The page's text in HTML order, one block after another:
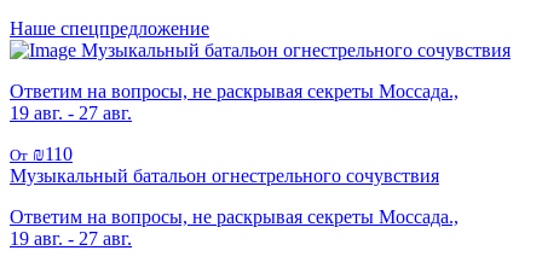
Наше спецпредложение
Музыкальный батальон огнестрельного сочувствия
Ответим на вопросы, не раскрывая секреты Моссада.,
19 авг. - 27 авг.
От ₪110
Музыкальный батальон огнестрельного сочувствия
Ответим на вопросы, не раскрывая секреты Моссада.,
19 авг. - 27 авг.